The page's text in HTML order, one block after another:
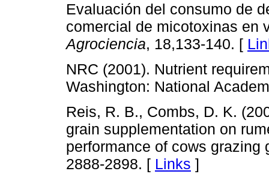
Evaluación del consumo de
comercial de micotoxinas en
Agrociencia, 18,133-140. [
NRC (2001). Nutrient
Washington: National
Reis, R. B., Combs, D. K.
grain supplementation on
performance of cows
2888-2898. [ Links ]